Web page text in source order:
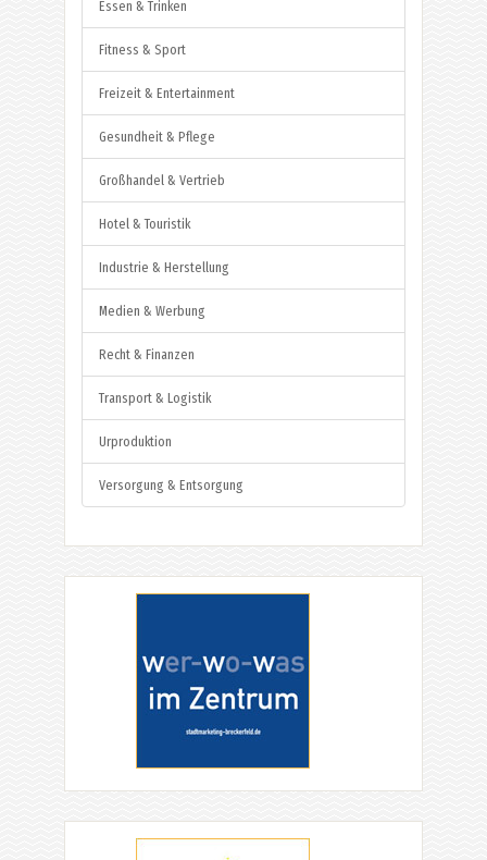
Essen & Trinken
Fitness & Sport
Freizeit & Entertainment
Gesundheit & Pflege
Großhandel & Vertrieb
Hotel & Touristik
Industrie & Herstellung
Medien & Werbung
Recht & Finanzen
Transport & Logistik
Urproduktion
Versorgung & Entsorgung